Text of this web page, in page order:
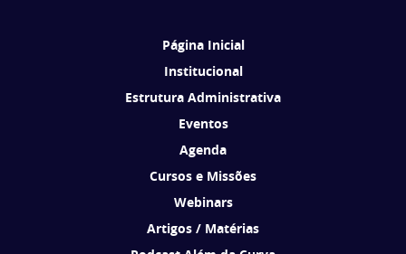
Página Inicial
Institucional
Estrutura Administrativa
Eventos
Agenda
Cursos e Missões
Webinars
Artigos / Matérias